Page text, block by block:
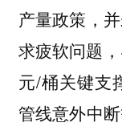
产量政策，
求疲软问题
元/桶关键支
管线意外中